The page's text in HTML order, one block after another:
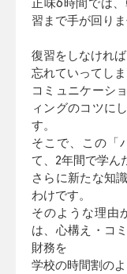
習まで手が回 り
復習をしなけれ
忘れていってしま
コミュニケーシ
ィングのコツに
す。
そこで、この「
て、2年間で学ん
さらに新たな知
わけです。
そのような理由
は、心構え・コ
財務を
学校の時間割の